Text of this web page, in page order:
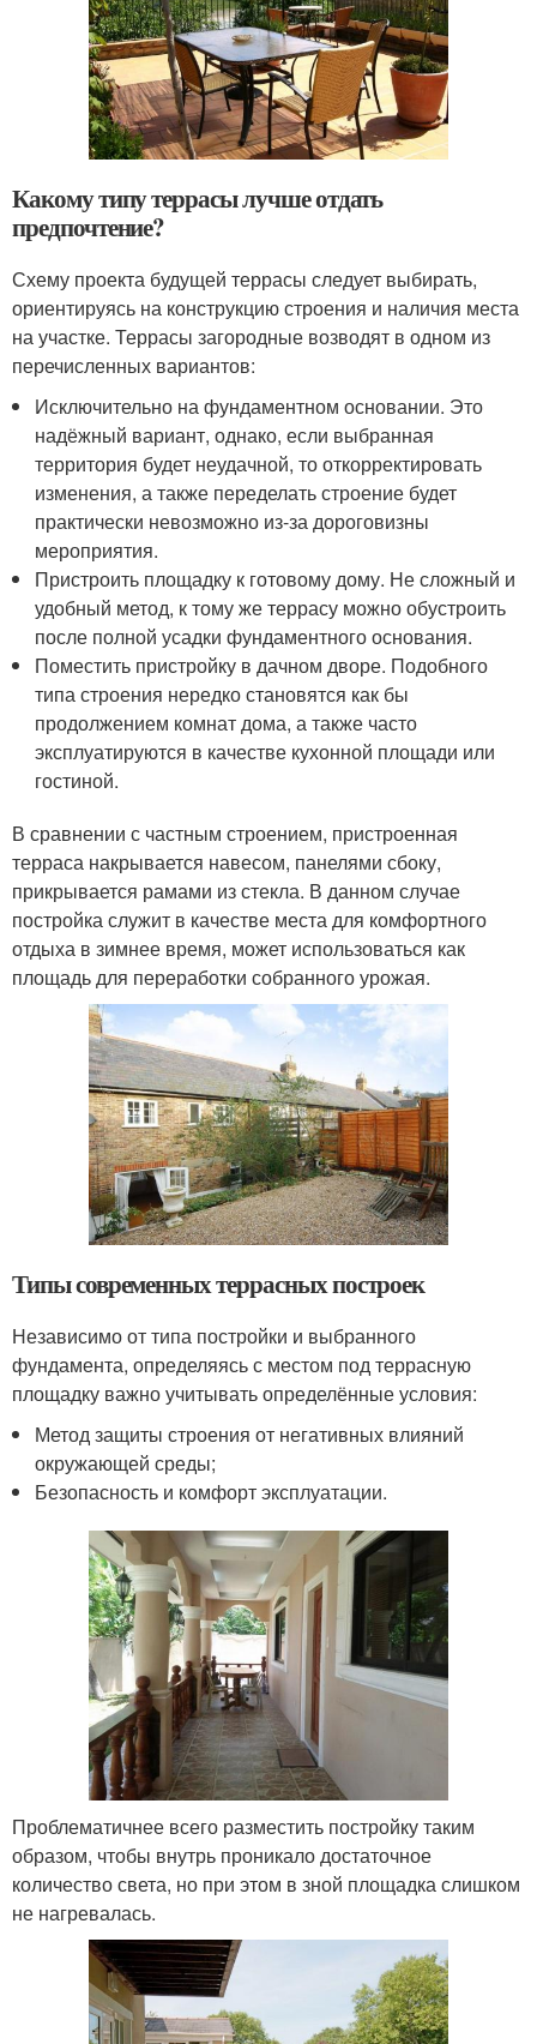
Какому типу террасы лучше отдать
предпочтение?
Схему проекта будущей террасы следует выбирать,
ориентируясь на конструкцию строения и наличия места
на участке. Террасы загородные возводят в одном из
перечисленных вариантов:
Исключительно на фундаментном основании. Это
надёжный вариант, однако, если выбранная
территория будет неудачной, то откорректировать
изменения, а также переделать строение будет
практически невозможно из-за дороговизны
мероприятия.
Пристроить площадку к готовому дому. Не сложный и
удобный метод, к тому же террасу можно обустроить
после полной усадки фундаментного основания.
Поместить пристройку в дачном дворе. Подобного
типа строения нередко становятся как бы
продолжением комнат дома, а также часто
эксплуатируются в качестве кухонной площади или
гостиной.
В сравнении с частным строением, пристроенная
терраса накрывается навесом, панелями сбоку,
прикрывается рамами из стекла. В данном случае
постройка служит в качестве места для комфортного
отдыха в зимнее время, может использоваться как
площадь для переработки собранного урожая.
Типы современных террасных построек
Независимо от типа постройки и выбранного
фундамента, определяясь с местом под террасную
площадку важно учитывать определённые условия:
Метод защиты строения от негативных влияний
окружающей среды;
Безопасность и комфорт эксплуатации.
Проблематичнее всего разместить постройку таким
образом, чтобы внутрь проникало достаточное
количество света, но при этом в зной площадка слишком
не нагревалась.